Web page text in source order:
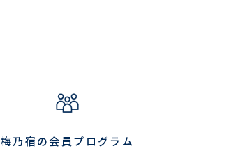
梅乃宿の会員プログラム